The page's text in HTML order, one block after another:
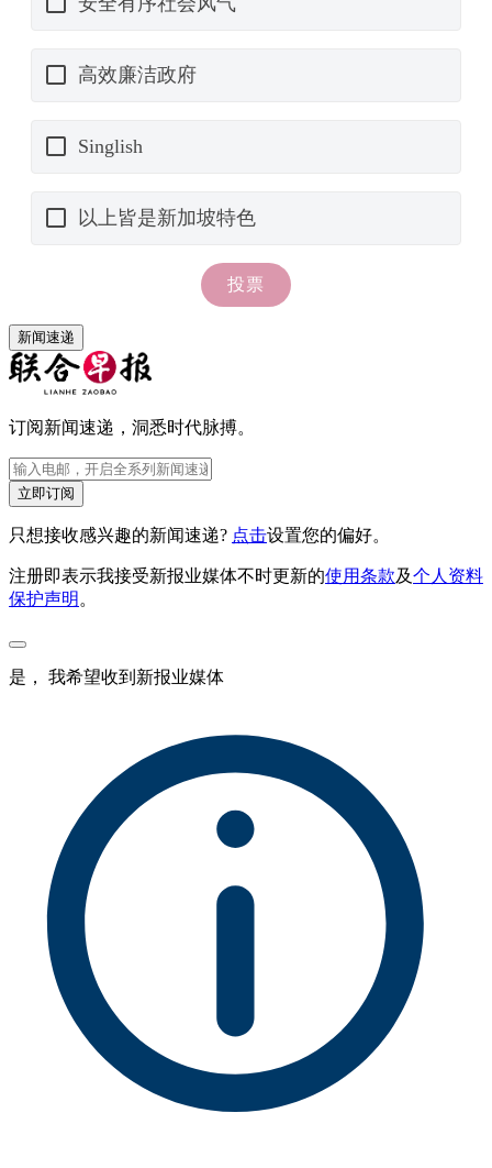
新闻速递
订阅新闻速递，洞悉时代脉搏。
立即订阅
只想接收感兴趣的新闻速递? 点击设置您的偏好。
注册即表示我接受新报业媒体不时更新的使用条款及个人资料
保护声明 。
是， 我希望收到新报业媒体